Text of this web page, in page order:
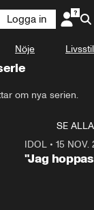
Logga in
Nöje Livsstil
om nya serien.
SE ALLA
IDOL• 15 NOV.
"Jag